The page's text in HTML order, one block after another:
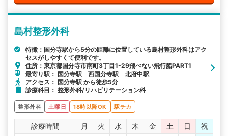
島村整形外科
特徴：国分寺駅から5分の距離に位置している島村整形外科はアク
セスがしやすくて便利です。
住所：東京都国分寺市南町3丁目1-29飛べない飛行船PART1
最寄り駅： 国分寺駅 西国分寺駅 北府中駅
アクセス： 国分寺駅 から徒歩5分
診療科目： 整形外科/リハビリテーション科
整形外科 土曜日 18時以降OK 駅チカ
診療時間 月 火 水 木 金 土 日
祝